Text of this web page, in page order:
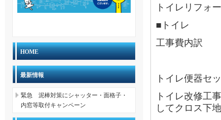
トイレリフォ
■トイレ
工事費内訳
トイレ便
トイレ改修
してクロス下
HOME
最新情報
緊急 泥棒対策にシャッター・面格子・
内窓等取付キャンペーン